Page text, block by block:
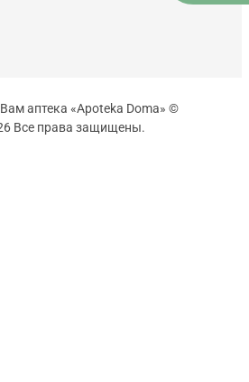
аптека «Apoteka Doma» ©
Все права защищены.